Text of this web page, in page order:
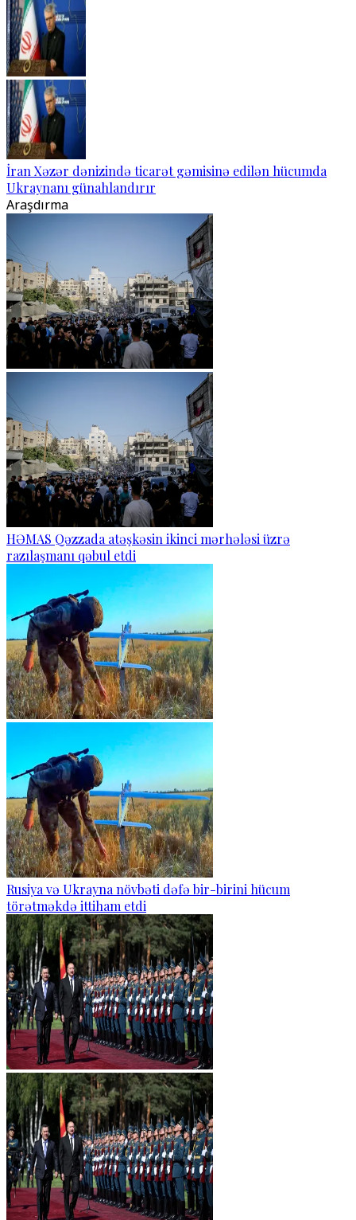
İran Xəzər dənizində ticarət gəmisinə edilən hücumda
Ukraynanı günahlandırır
Araşdırma
HƏMAS Qəzzada atəşkəsin ikinci mərhələsi üzrə
razılaşmanı qəbul etdi
Rusiya və Ukrayna növbəti dəfə bir-birini hücum
törətməkdə ittiham etdi